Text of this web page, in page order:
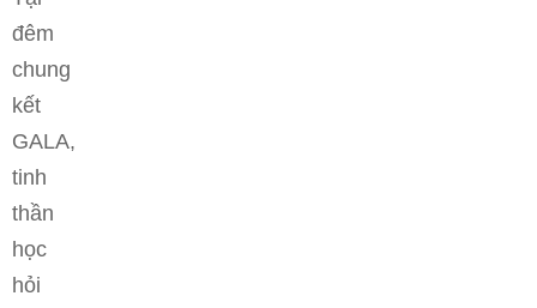
đêm
chung
kết
GALA,
tinh
thần
học
hỏi